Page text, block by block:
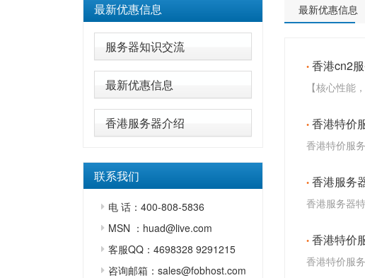
最新优惠信息
服务器知识交流
最新优惠信息
香港服务器介绍
联系我们
电 话：400-808-5836
MSN ：huad@live.com
客服QQ：4698328 9291215
咨询邮箱：sales@fobhost.com
最新优惠信息
香港cn2
【核心性能
香港特价
香港特价服
香港服务
香港服务器
香港特价
香港特价服